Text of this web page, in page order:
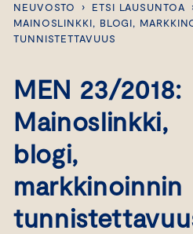
NEUVOSTO
› ETSI LAUSUNTOA
MAINOSLINKKI, BLOGI,
TUNNISTETTAVUUS
MEN 23/2018:
Mainoslinkki,
blogi,
markkinoinnin